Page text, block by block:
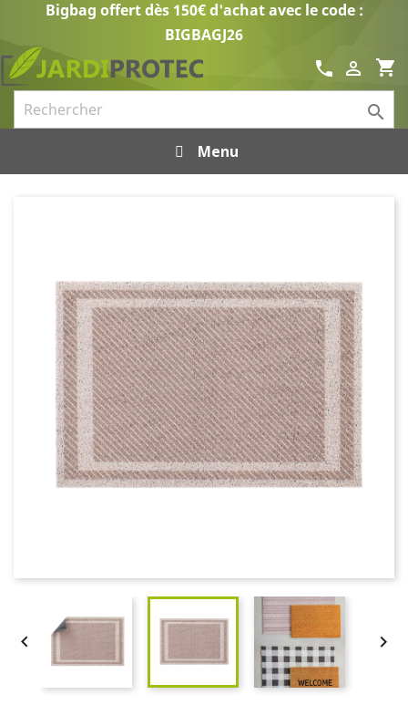
Bigbag offert dès 150€ d'achat avec le code :
BIGBAGJ26
shopping_cart

call

Menu
 